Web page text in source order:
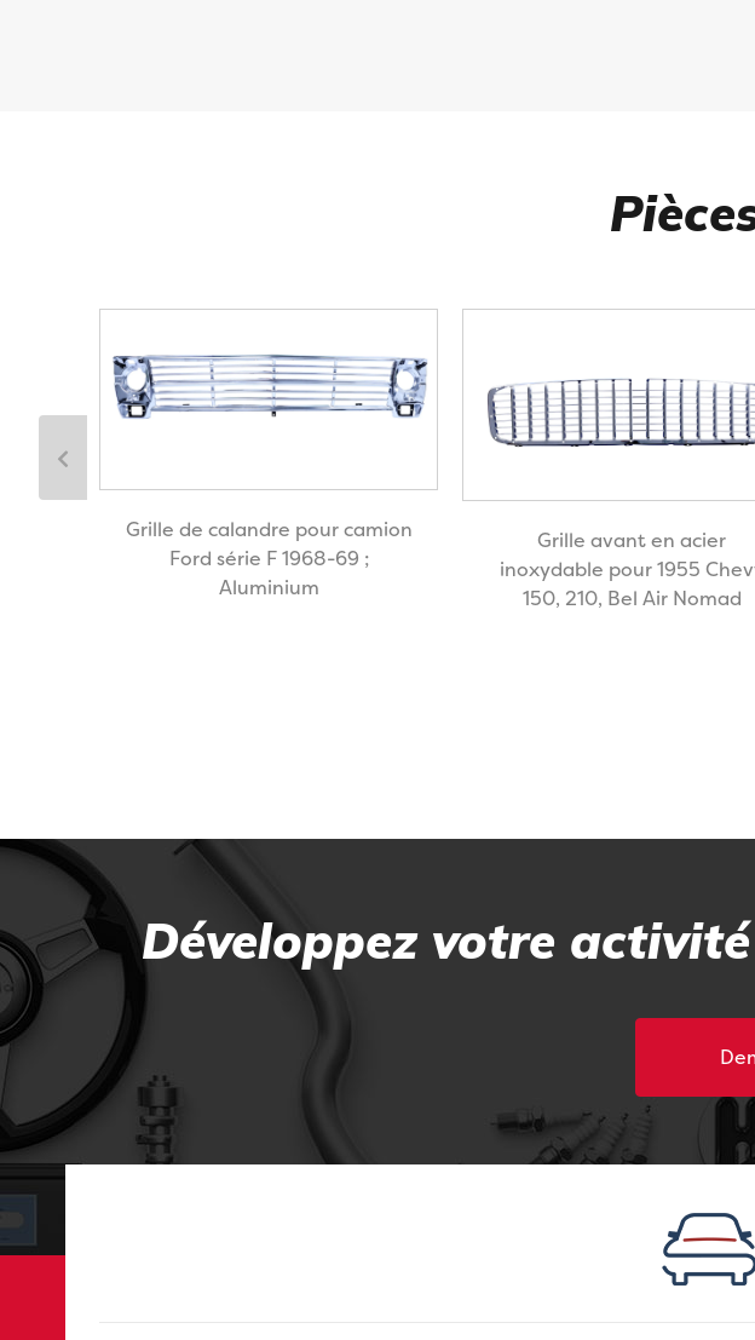
Grille de calandre pour camion
Ford série F 1968-69 ;
Aluminium
Grille avant en acier
inoxydable pour 1955
150, 210, Bel Air Nomad
Développez votre